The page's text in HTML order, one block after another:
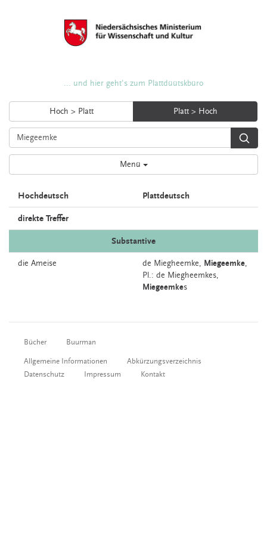
... und hier geht's zum Plattdüütskbüro
Hoch > Platt Platt > Hoch
Menü
Hochdeutsch Plattdeutsch
direkte Treffer
Substantive
die Ameise de Miegheemke, Miegeemke,
Pl.: de Miegheemkes,
Miegeemkes
Bücher Buurman
Allgemeine Informationen
Abkürzungsverzeichnis
Datenschutz
Impressum Kontakt